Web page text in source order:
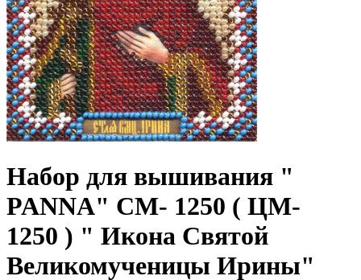
Набор для вышивания "
PANNA" CM- 1250 ( ЦМ-
1250 ) " Икона Святой
Великомученицы Ирины"